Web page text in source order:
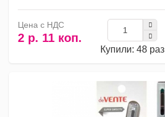
Цена с НДС
2 р. 11 коп.
Купили: 48 раз